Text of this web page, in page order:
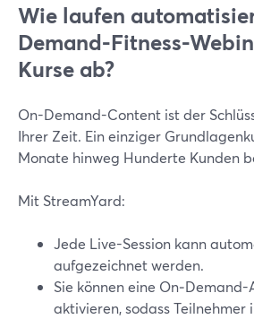
Wie laufen
Demand-Fitness-
Kurse ab?
On-Demand-Content ist der
Ihrer Zeit. Ein einziger
Monate hinweg Hunderte Kunden
Mit StreamYard:
Jede Live-Session kann
aufgezeichnet werden.
Sie können eine
aktivieren, sodass Teilnehmer